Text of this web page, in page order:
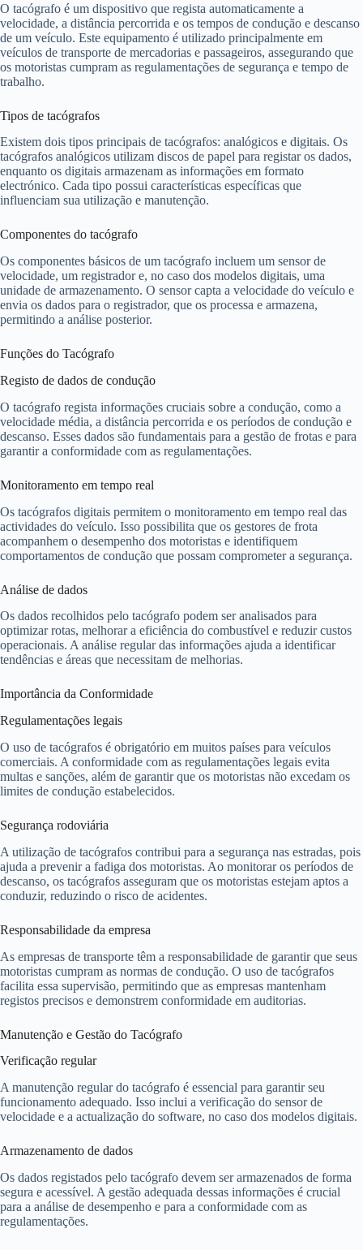
O tacógrafo é um dispositivo que regista automaticamente a
velocidade, a distância percorrida e os tempos de condução e descanso
de um veículo. Este equipamento é utilizado principalmente em
veículos de transporte de mercadorias e passageiros, assegurando que
os motoristas cumpram as regulamentações de segurança e tempo de
trabalho.
Tipos de tacógrafos
Existem dois tipos principais de tacógrafos: analógicos e digitais. Os
tacógrafos analógicos utilizam discos de papel para registar os dados,
enquanto os digitais armazenam as informações em formato
electrónico. Cada tipo possui características específicas que
influenciam sua utilização e manutenção.
Componentes do tacógrafo
Os componentes básicos de um tacógrafo incluem um sensor de
velocidade, um registrador e, no caso dos modelos digitais, uma
unidade de armazenamento. O sensor capta a velocidade do veículo e
envia os dados para o registrador, que os processa e armazena,
permitindo a análise posterior.
Funções do Tacógrafo
Registo de dados de condução
O tacógrafo regista informações cruciais sobre a condução, como a
velocidade média, a distância percorrida e os períodos de condução e
descanso. Esses dados são fundamentais para a gestão de frotas e para
garantir a conformidade com as regulamentações.
Monitoramento em tempo real
Os tacógrafos digitais permitem o monitoramento em tempo real das
actividades do veículo. Isso possibilita que os gestores de frota
acompanhem o desempenho dos motoristas e identifiquem
comportamentos de condução que possam comprometer a segurança.
Análise de dados
Os dados recolhidos pelo tacógrafo podem ser analisados para
optimizar rotas, melhorar a eficiência do combustível e reduzir custos
operacionais. A análise regular das informações ajuda a identificar
tendências e áreas que necessitam de melhorias.
Importância da Conformidade
Regulamentações legais
O uso de tacógrafos é obrigatório em muitos países para veículos
comerciais. A conformidade com as regulamentações legais evita
multas e sanções, além de garantir que os motoristas não excedam os
limites de condução estabelecidos.
Segurança rodoviária
A utilização de tacógrafos contribui para a segurança nas estradas, pois
ajuda a prevenir a fadiga dos motoristas. Ao monitorar os períodos de
descanso, os tacógrafos asseguram que os motoristas estejam aptos a
conduzir, reduzindo o risco de acidentes.
Responsabilidade da empresa
As empresas de transporte têm a responsabilidade de garantir que seus
motoristas cumpram as normas de condução. O uso de tacógrafos
facilita essa supervisão, permitindo que as empresas mantenham
registos precisos e demonstrem conformidade em auditorias.
Manutenção e Gestão do Tacógrafo
Verificação regular
A manutenção regular do tacógrafo é essencial para garantir seu
funcionamento adequado. Isso inclui a verificação do sensor de
velocidade e a actualização do software, no caso dos modelos digitais.
Armazenamento de dados
Os dados registados pelo tacógrafo devem ser armazenados de forma
segura e acessível. A gestão adequada dessas informações é crucial
para a análise de desempenho e para a conformidade com as
regulamentações.